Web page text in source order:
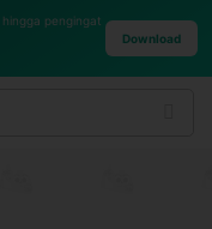
pengingat
Download